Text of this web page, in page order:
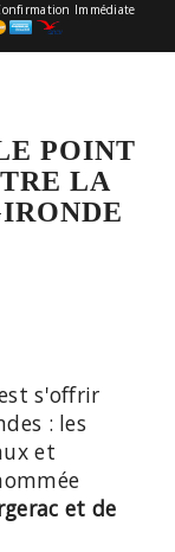
Immédiate
POINT
LA
s'offrir
: les
et
et de